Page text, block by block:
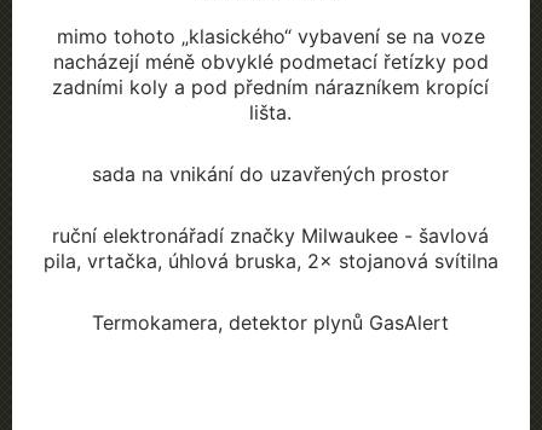
mimo tohoto „klasického“ vybavení se na voze
nacházejí méně obvyklé podmetací řetízky pod
zadními koly a pod předním nárazníkem kropící
lišta.
sada na vnikání do uzavřených prostor
ruční elektronářadí značky Milwaukee - šavlová
pila, vrtačka, úhlová bruska, 2× stojanová svítilna
Termokamera, detektor plynů GasAlert